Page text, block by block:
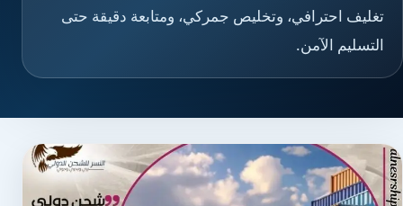
تغليف احترافي، وتخليص جمركي، ومتابعة دقيقة حتى
التسليم الآمن.